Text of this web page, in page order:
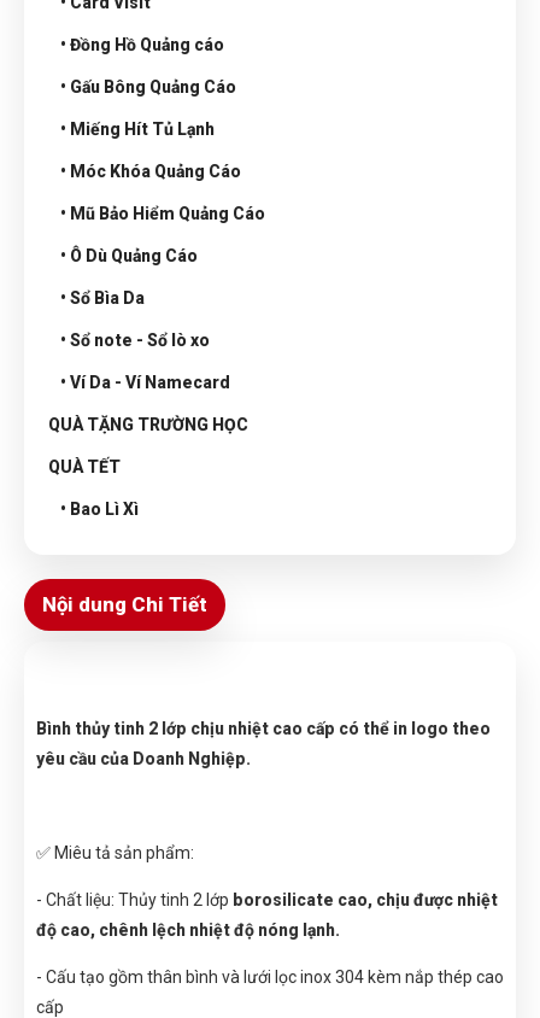
• Đồng Hồ Quảng cáo
• Gấu Bông Quảng Cáo
• Miếng Hít Tủ Lạnh
• Móc Khóa Quảng Cáo
• Mũ Bảo Hiểm Quảng Cáo
• Ô Dù Quảng Cáo
• Sổ Bìa Da
• Sổ note - Sổ lò xo
• Ví Da - Ví Namecard
QUÀ TẶNG TRƯỜNG HỌC
QUÀ TẾT
• Bao Lì Xì
Nội dung Chi Tiết
Bình thủy tinh 2 lớp chịu nhiệt cao cấp có thể in logo theo
yêu cầu của Doanh Nghiệp.
✅ Miêu tả sản phẩm:
- Chất liệu: Thủy tinh 2 lớp borosilicate cao, chịu được nhiệt
độ cao, chênh lệch nhiệt độ nóng lạnh.
- Cấu tạo gồm thân bình và lưới lọc inox 304 kèm nắp thép cao
cấp